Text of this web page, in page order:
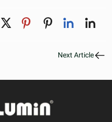
Next Article